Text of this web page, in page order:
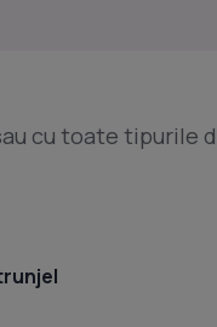
cu toate tipurile